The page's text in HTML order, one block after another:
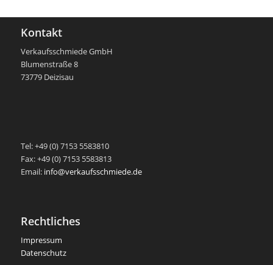
Kontakt
Verkaufsschmiede GmbH
Blumenstraße 8
73779 Deizisau
Tel: +49 (0) 7153 5583810
Fax: +49 (0) 7153 5583813
Email: info@verkaufsschmiede.de
Rechtliches
Impressum
Datenschutz